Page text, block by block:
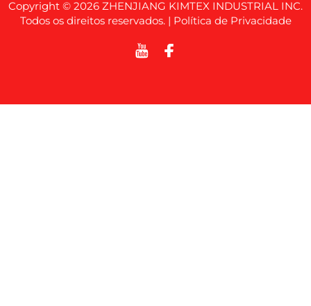
Copyright © 2026 ZHENJIANG KIMTEX INDUSTRIAL INC.
Todos os direitos reservados. | Política de Privacidade